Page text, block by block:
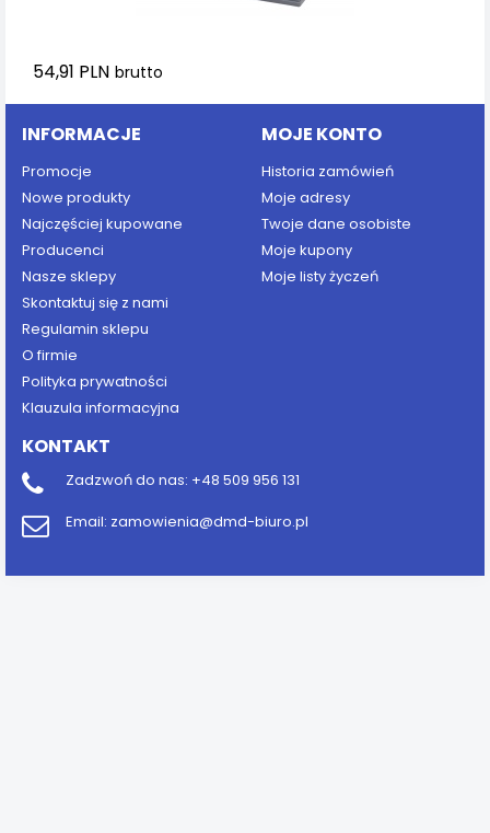
54,91 PLN brutto
INFORMACJE
Promocje
Nowe produkty
Najczęściej kupowane
Producenci
Nasze sklepy
Skontaktuj się z nami
Regulamin sklepu
O firmie
Polityka prywatności
Klauzula informacyjna
MOJE KONTO
Historia zamówień
Moje adresy
Twoje dane osobiste
Moje kupony
Moje listy życzeń
KONTAKT
Zadzwoń do nas: +48 509 956 131
Email: zamowienia@dmd-biuro.pl